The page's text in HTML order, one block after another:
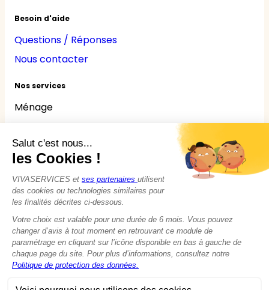
Besoin d'aide
Questions / Réponses
Nous contacter
Nos services
Ménage
Jardinage
Bricolage
Nounou
Seniors
Handicaps
© 2015 - 2026VIVASERVICES
Modifier vos préférences en matière de cookies